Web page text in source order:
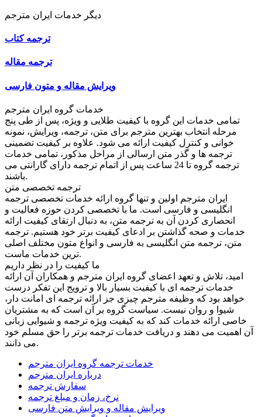
دیگر خدمات ایران مترجم
ترجمه کتاب
ترجمه مقاله
ویرایش مقاله و متون فارسی
خدمات گروه ایران مترجم
تمامی خدمات این گروه با کیفیت طلایی و ویژه، پس از طی پنج
مرحله انتخاب بهترین مترجم برای متن، ترجمه، ویرایش، نمونه
خوانی و کنترل کیفیت ارائه می شود. علاوه بر کیفیت تضمینی
ترجمه ها و گذر متن ارسالی از مراحل مذکور، تمامی خدمات
ترجمه گروه تا 24 ساعت پس از اتمام ترجمه دارای گارانتی می
باشند.
ترجمه تخصصی متن
ایران مترجم اولین و تنها گروه ارائه خدمات تخصصی ترجمه
انگلیسی و فارسی است. ما با تخصصی کردن حوزه فعالیت و
انحصاری کردن آن به ترجمه متن، به دنبال ارتقای کیفیت ارائه
خدمات و صحه گذاشتن بر ادعای کیفیت برتر خود هستیم. ترجمه
متن، ترجمه متن انگلیسی به فارسی و انواع متون مختلف اصلی
ترین خدمات ماست.
ما کیفیت را در نظر داریم
امید، تلاش و تعهد اعضای گروه ایران مترجم و همکاران آن ارائه
خدمات ترجمه ای با کیفیت بسیار بالا و ترویج این تفکر درست
خواهد بود که وظیفه مترجم چیزی جز ارائه ترجمه ای امانت دار،
شیوا و روان نیست. سیاست گروه بر آن است که به مشتریان
خاصی ارائه خدمات کند که به کیفیت ویژه ترجمه و شیوایی زبانی
آن اهمیت می دهند و دریافت خدمات ترجمه برتر را حق مسلم خود
می دانند.
خدمات ترجمه گروه ایران مترجم
درباره ایران مترجم
سفارش ترجمه
نرخ، زمان و مبلغ ترجمه
ویرایش مقاله و ویرایش متن فارسی